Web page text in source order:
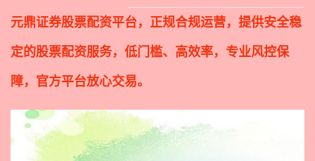
元鼎证券股票配资平台，正规合规运营，提供安全稳
定的股票配资服务，低门槛、高效率，专业风控保
障，官方平台放心交易。